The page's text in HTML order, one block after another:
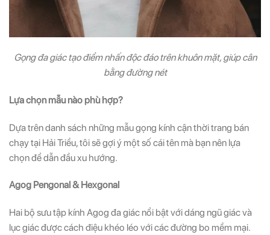
Gọng đa giác tạo điểm nhấn độc đáo trên khuôn mặt, giúp cân
bằng đường nét
Lựa chọn mẫu nào phù hợp?
Dựa trên danh sách những mẫu gọng kính cận thời trang bán
chạy tại Hải Triều, tôi sẽ gợi ý một số cái tên mà bạn nên lựa
chọn để dẫn đầu xu hướng.
Agog Pengonal & Hexgonal
Hai bộ sưu tập kính Agog đa giác nổi bật với dáng ngũ giác và
lục giác được cách điệu khéo léo với các đường bo mềm mại.